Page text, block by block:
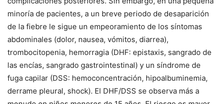
minoría de pacientes, a un breve periodo de desaparición
de la fiebre le sigue un empeoramiento de los síntomas
abdominales (dolor, nausea, vómitos, diarrea),
trombocitopenia, hemorragia (DHF: epistaxis, sangrado de
las encías, sangrado gastrointestinal) y un síndrome de
fuga capilar (DSS: hemoconcentración, hipoalbuminemia,
derrame pleural, shock). El DHF/DSS se observa más a